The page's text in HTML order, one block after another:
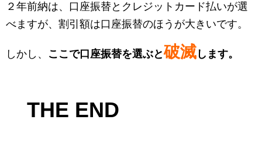
２年前納は、口座振替とクレジットカード払いが選
べますが、割引額は口座振替のほうが大きいです。
しかし、 ここで口座振替を選ぶと破滅 します。
THE END